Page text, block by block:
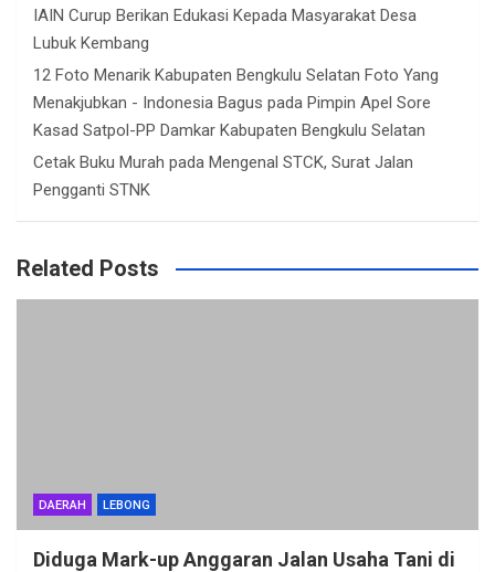
IAIN Curup Berikan Edukasi Kepada Masyarakat Desa
Lubuk Kembang
12 Foto Menarik Kabupaten Bengkulu Selatan Foto Yang
Menakjubkan - Indonesia Bagus pada Pimpin Apel Sore
Kasad Satpol-PP Damkar Kabupaten Bengkulu Selatan
Cetak Buku Murah pada Mengenal STCK, Surat Jalan
Pengganti STNK
Related Posts
DAERAH LEBONG
Diduga Mark-up Anggaran Jalan Usaha Tani di